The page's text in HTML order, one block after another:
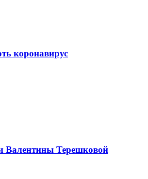
коронавирус
Валентины Терешковой